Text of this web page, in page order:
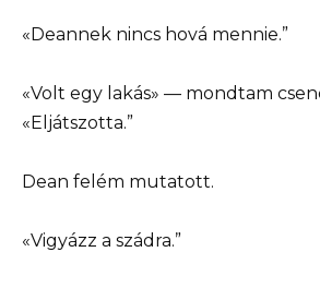
«Deannek nincs hová mennie.”
«Volt egy lakás» — mondtam
«Eljátszotta.”
Dean felém mutatott.
«Vigyázz a szádra.”